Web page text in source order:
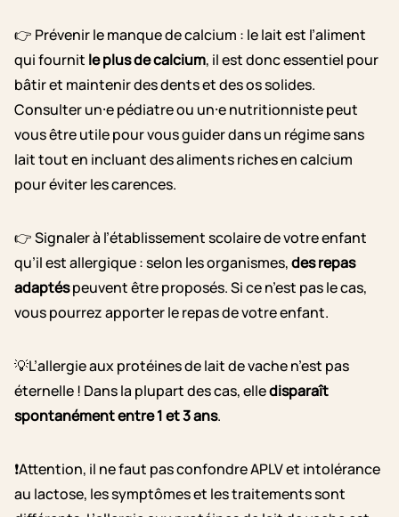
👉 Prévenir le manque de calcium : le lait est l’aliment
qui fournit le plus de calcium, il est donc essentiel pour
bâtir et maintenir des dents et des os solides.
Consulter un⸱e pédiatre ou un⸱e nutritionniste peut
vous être utile pour vous guider dans un régime sans
lait tout en incluant des aliments riches en calcium
pour éviter les carences.
👉 Signaler à l’établissement scolaire de votre enfant
qu’il est allergique : selon les organismes,des repas
adaptéspeuvent être proposés. Si ce n’est pas le cas,
vous pourrez apporter le repas de votre enfant.
💡L’allergie aux protéines de lait de vache n’est pas
éternelle ! Dans la plupart des cas, elledisparaît
spontanément entre 1 et 3 ans.
❗Attention, il ne faut pas confondre APLV et intolérance
au lactose, les symptômes et les traitements sont